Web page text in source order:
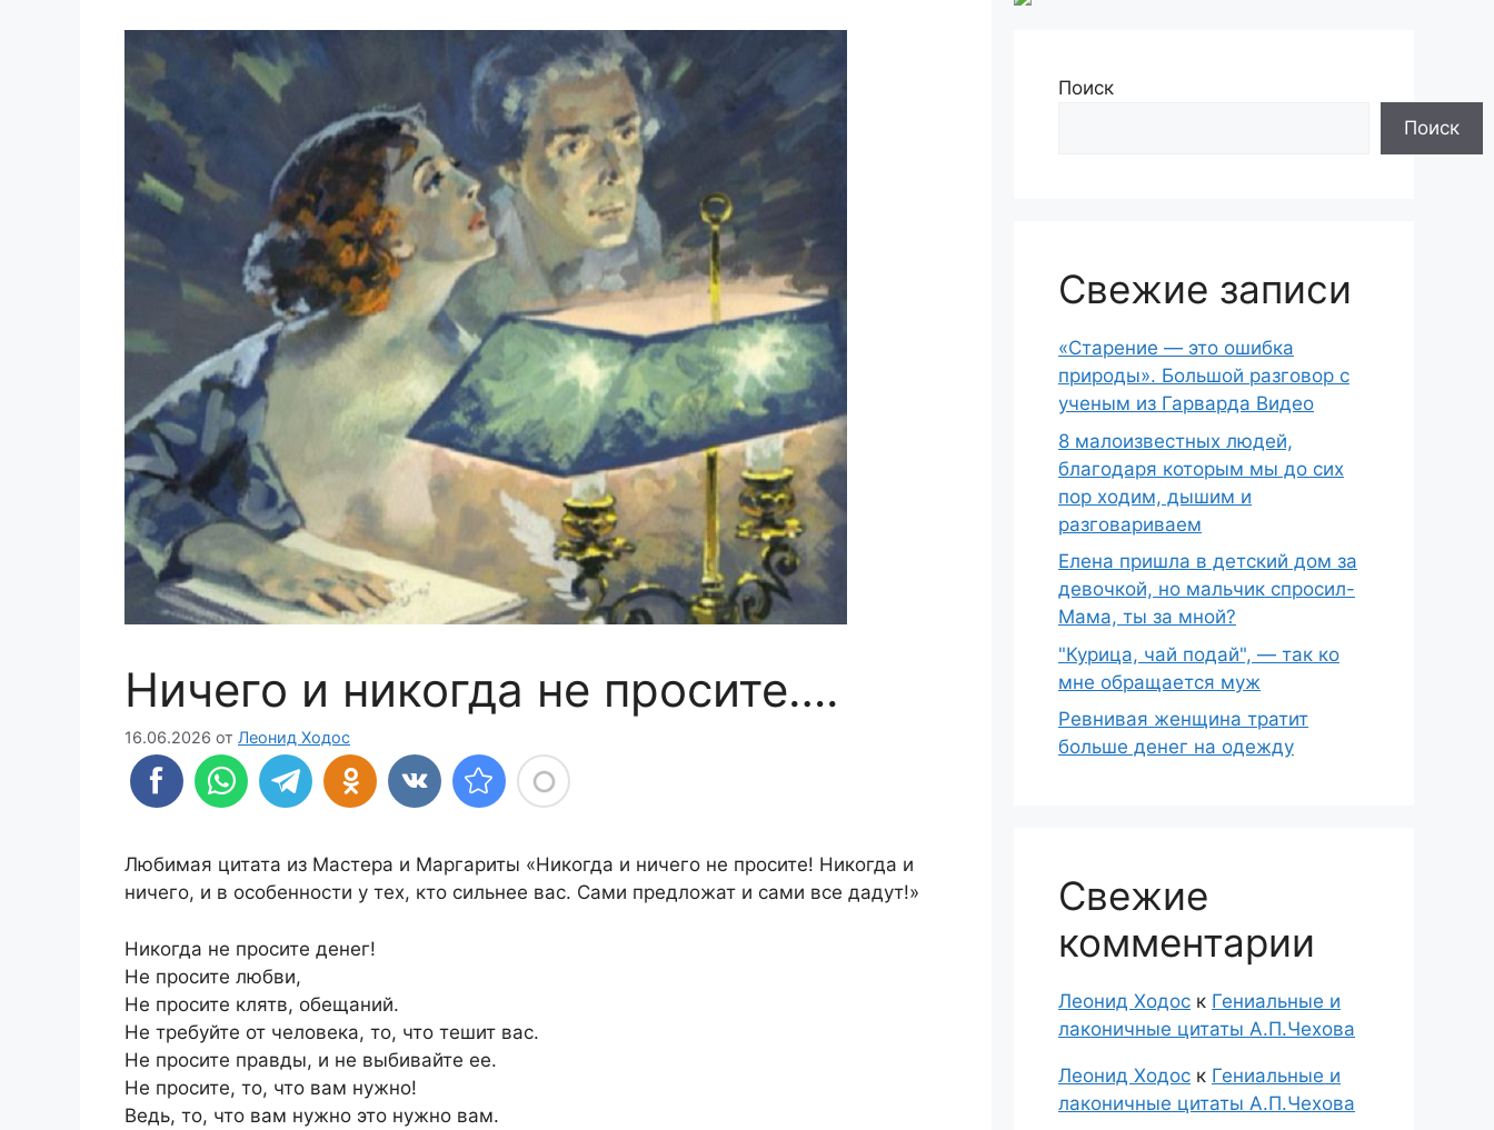
Ничего и никогда не просите….
16.06.2026 от Леонид Ходос
Любимая цитата из Мастера и Маргариты «Никогда и ничего не просите! Никогда и
ничего, и в особенности у тех, кто сильнее вас. Сами предложат и сами все дадут!»
Никогда не просите денег!
Не просите любви,
Не просите клятв, обещаний.
Не требуйте от человека, то, что тешит вас.
Не просите правды, и не выбивайте ее.
Не просите, то, что вам нужно!
Ведь, то, что вам нужно это нужно вам.
Поиск
Поиск
Свежие записи
«Старение — это ошибка
природы». Большой разговор с
ученым из Гарварда Видео
8 малоизвестных людей,
благодаря которым мы до сих
пор ходим, дышим и
разговариваем
Елена пришла в детский дом за
девочкой, но мальчик спросил-
Мама, ты за мной?
"Курица, чай подай", — так ко
мне обращается муж
Ревнивая женщина тратит
больше денег на одежду
Свежие
комментарии
Леонид Ходос к Гениальные и
лаконичные цитаты А.П.Чехова
Леонид Ходос к Гениальные и
лаконичные цитаты А.П.Чехова